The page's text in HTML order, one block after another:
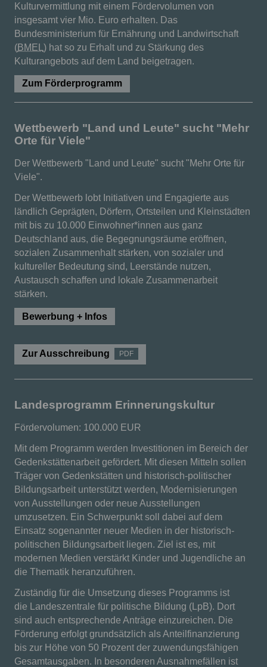
Kulturvermittlung mit einem Fördervolumen von
insgesamt vier Mio. Euro erhalten. Das
Bundesministerium für Ernährung und Landwirtschaft
(BMEL ) hat so zu Erhalt und zu Stärkung des
Kulturangebots auf dem Land beigetragen.
Zum Förderprogramm
Wettbewerb "Land und Leute" sucht "Mehr
Orte für Viele"
Der Wettbewerb "Land und Leute" sucht "Mehr Orte für
Viele".
Der Wettbewerb lobt Initiativen und Engagierte aus
ländlich Geprägten, Dörfern, Ortsteilen und Kleinstädten
mit bis zu 10.000 Einwohner*innen aus ganz
Deutschland aus, die Begegnungsräume eröffnen,
sozialen Zusammenhalt stärken, von sozialer und
kultureller Bedeutung sind, Leerstände nutzen,
Austausch schaffen und lokale Zusammenarbeit
stärken.
Bewerbung + Infos
Zur Ausschreibung PDF
Landesprogramm Erinnerungskultur
Fördervolumen: 100.000 EUR
Mit dem Programm werden Investitionen im Bereich der
Gedenkstättenarbeit gefördert. Mit diesen Mitteln sollen
Träger von Gedenkstätten und historisch-politischer
Bildungsarbeit unterstützt werden, Modernisierungen
von Ausstellungen oder neue Ausstellungen
umzusetzen. Ein Schwerpunkt soll dabei auf dem
Einsatz sogenannter neuer Medien in der historisch-
politischen Bildungsarbeit liegen. Ziel ist es, mit
modernen Medien verstärkt Kinder und Jugendliche an
die Thematik heranzuführen.
Zuständig für die Umsetzung dieses Programms ist
die Landeszentrale für politische Bildung (LpB). Dort
sind auch entsprechende Anträge einzureichen. Die
Förderung erfolgt grundsätzlich als Anteilfinanzierung
bis zur Höhe von 50 Prozent der zuwendungsfähigen
Gesamtausgaben. In besonderen Ausnahmefällen ist